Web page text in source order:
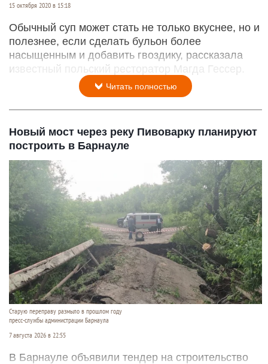
15 октября 2020 в 15:18
Обычный суп может стать не только вкуснее, но и
полезнее, если сделать бульон более
насыщенным и добавить гвоздику, рассказала
известный польский ресторатор Магда Гессер.
Читать полностью
Новый мост через реку Пивоварку планируют
построить в Барнауле
Старую переправу размыло в прошлом году
пресс-службы администрации Барнаула
7 августа 2026 в 22:55
В Барнауле объявили тендер на строительство